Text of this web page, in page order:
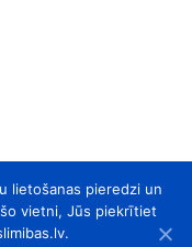
lietošanas pieredzi un
vietni, Jūs piekrītiet